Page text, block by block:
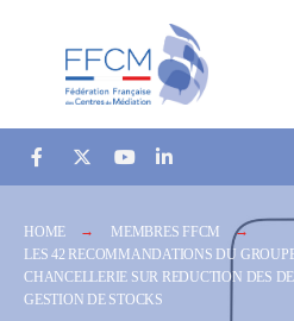
HOME
MEMBRES FFCM
LES 42 RECOMMANDATIONS DU
CHANCELLERIE SUR REDUCTION DES
GESTION DE STOCKS